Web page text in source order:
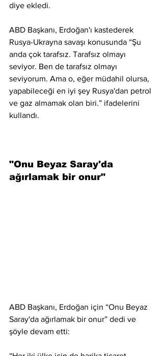
diye ekledi.
ABD Başkanı, Erdoğan'ı kastederek
Rusya-Ukrayna savaşı konusunda “Şu
anda çok tarafsız. Tarafsız olmayı
seviyor. Ben de tarafsız olmayı
seviyorum. Ama o, eğer müdahil olursa,
yapabileceği en iyi şey Rusya'dan petrol
ve gaz almamak olan biri.” ifadelerini
kullandı.
"Onu Beyaz Saray'da
ağırlamak bir onur"
ABD Başkanı, Erdoğan için “Onu Beyaz
Saray'da ağırlamak bir onur” dedi ve
şöyle devam etti: